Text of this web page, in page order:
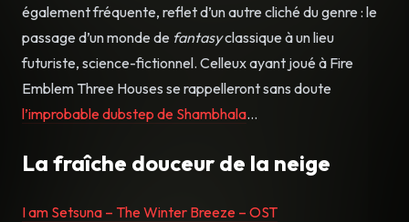
également fréquente, reflet d’un autre cliché du genre : le
passage d’un monde de fantasyclassique à un lieu
futuriste, science-fictionnel. Celleux ayant joué à Fire
Emblem Three Houses se rappelleront sans doute
l’improbable dubstep de Shambhala…
La fraîche douceur de la neige
I am Setsuna – The Winter Breeze – OST